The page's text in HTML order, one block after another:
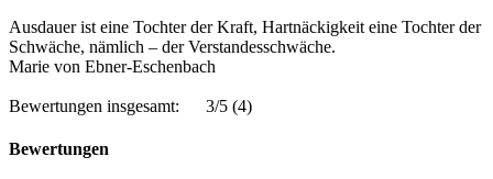
Ausdauer ist eine Tochter der Kraft, Hartnäckigkeit eine Tochter der
Schwäche, nämlich – der Verstandesschwäche.
Marie von Ebner-Eschenbach
Bewertungen insgesamt: 3/5 (4)
Bewertungen